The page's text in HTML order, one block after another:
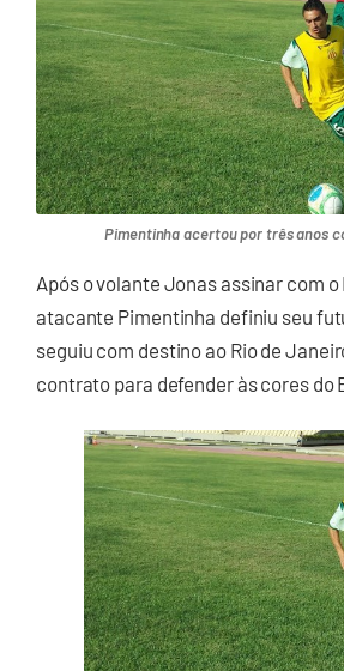
Pimentinha acertou por três anos
Após o volante Jonas assinar com
atacante Pimentinha definiu seu
seguiu com destino ao Rio de
contrato para defender às cores do